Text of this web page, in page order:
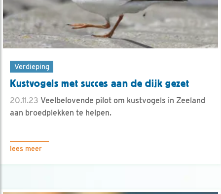
Verdieping
Kustvogels met succes aan de dijk gezet
20.11.23 Veelbelovende pilot om kustvogels in Zeeland
aan broedplekken te helpen.
lees meer